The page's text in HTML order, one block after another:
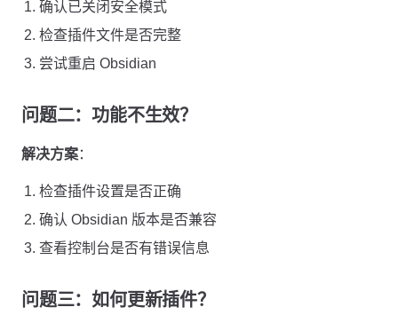
确认已关闭安全模式
检查插件文件是否完整
尝试重启 Obsidian
问题二：功能不生效？
解决方案：
检查插件设置是否正确
确认 Obsidian 版本是否兼容
查看控制台是否有错误信息
问题三：如何更新插件？